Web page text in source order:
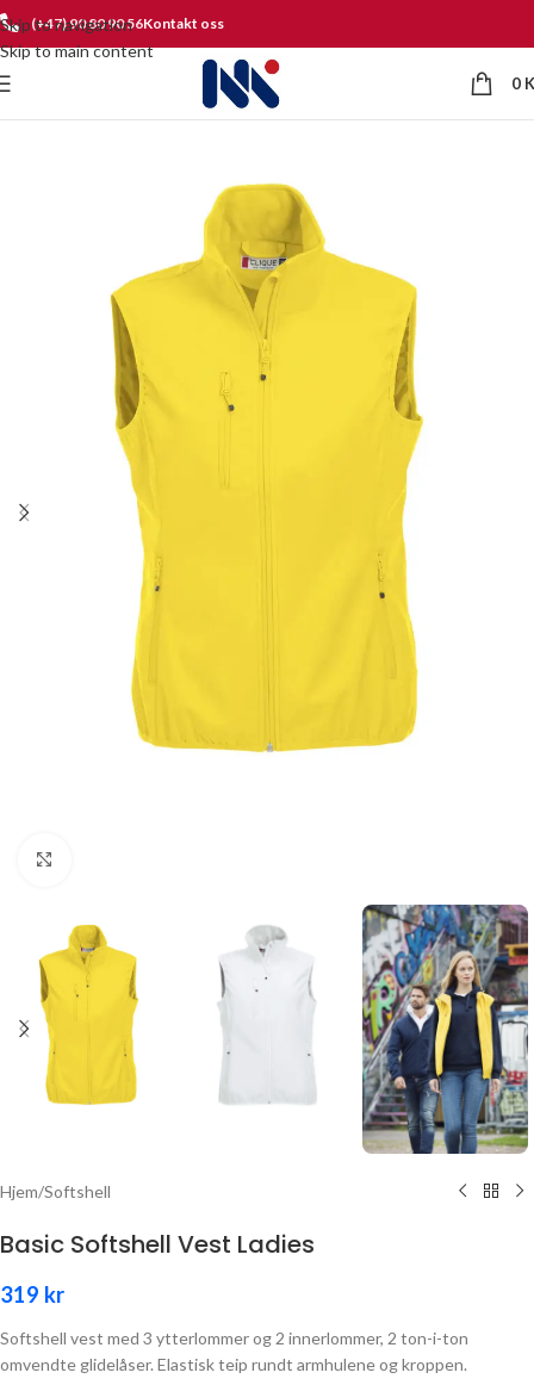
Skip to navigation
Skip to main content
(+47) 90 80 90 56Kontakt oss
0
Hjem/Softshell
Basic Softshell Vest Ladies
319 kr
Softshell vest med 3 ytterlommer og 2 innerlommer, 2 ton-i-ton
omvendte glidelåser. Elastisk teip rundt armhulene og kroppen.